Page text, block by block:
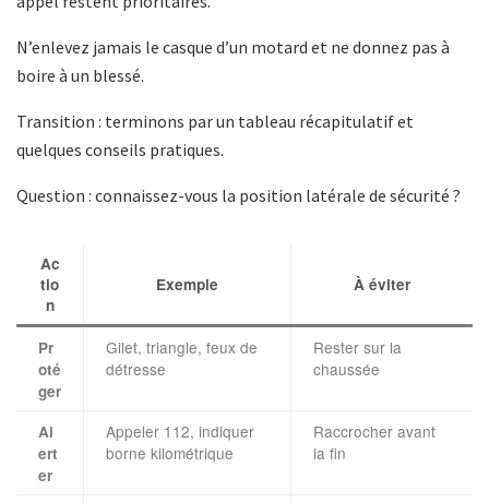
N’enlevez jamais le casque d’un motard et ne donnez pas à
boire à un blessé.
Transition : terminons par un tableau récapitulatif et
quelques conseils pratiques.
Question : connaissez-vous la position latérale de sécurité ?
Ac
tio
n
Exemple À éviter
Pr
oté
ger
Gilet, triangle, feux de
détresse
Rester sur la
chaussée
Al
ert
er
Appeler 112, indiquer
borne kilométrique
Raccrocher avant
la fin